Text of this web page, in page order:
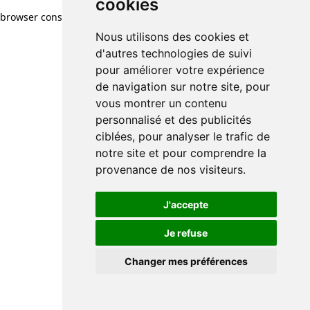
cookies
Nous utilisons des cookies et
d'autres technologies de suivi
pour améliorer votre expérience
de navigation sur notre site, pour
vous montrer un contenu
personnalisé et des publicités
ciblées, pour analyser le trafic de
notre site et pour comprendre la
provenance de nos visiteurs.
J'accepte
Je refuse
Changer mes préférences
cookies
Nous utilisons des cookies et
d'autres technologies de suivi
pour améliorer votre expérience
de navigation sur notre site, pour
vous montrer un contenu
personnalisé et des publicités
ciblées, pour analyser le trafic de
notre site et pour comprendre la
provenance de nos visiteurs.
J'accepte
Je refuse
Changer mes préférences
browser console for more information)